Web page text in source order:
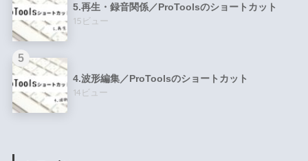
5.再生・録音関係／ProToolsのショートカット
15ビュー
4.波形編集／ProToolsのショートカット
14ビュー